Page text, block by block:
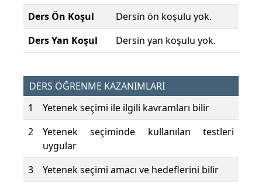
Ders Ön Koşul
Dersin ön koşulu yok.
Ders Yan Koşul
Dersin yan koşulu yok.
DERS ÖĞRENME KAZANIMLARI
1
Yetenek seçimi ile ilgili kavramları bilir
2
Yetenek seçiminde kullanılan testleri
uygular
3
Yetenek seçimi amacı ve hedeflerini bilir